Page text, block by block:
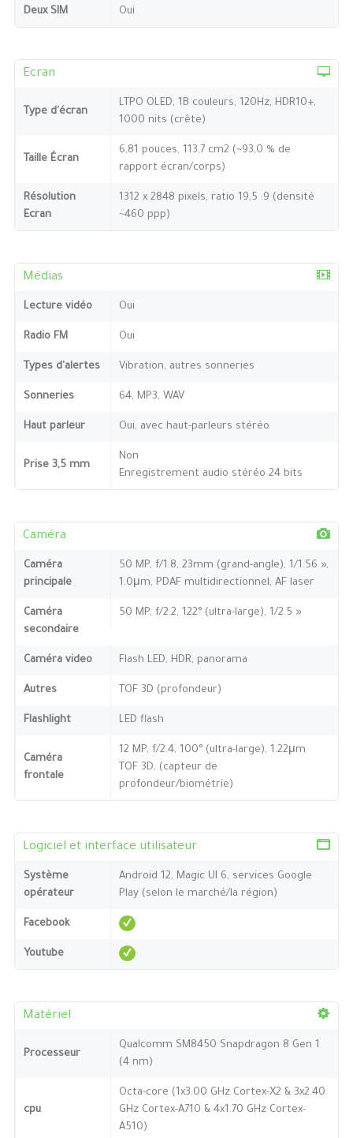
Deux SIM Oui
Ecran
Type d'écran
LTPO OLED, 1B couleurs, 120Hz, HDR10+,
1000 nits (crête)
Taille Écran
6,81 pouces, 113,7 cm2 (~93,0 % de
rapport écran/corps)
Résolution
Ecran
1312 x 2848 pixels, ratio 19,5 :9 (densité
~460 ppp)
Médias
Lecture vidéo Oui
Radio FM Oui
Types d'alertes Vibration, autres sonneries
Sonneries 64, MP3, WAV
Haut parleur Oui, avec haut-parleurs stéréo
Prise 3,5 mm
Non
Enregistrement audio stéréo 24 bits
Caméra
Caméra
principale
50 MP, f/1.8, 23mm (grand-angle), 1/1.56 »,
1.0μm, PDAF multidirectionnel, AF laser
Caméra
secondaire
50 MP, f/2.2, 122° (ultra-large), 1/2.5 »
Caméra video Flash LED, HDR, panorama
Autres TOF 3D (profondeur)
Flashlight LED flash
Caméra
frontale
12 MP, f/2.4, 100° (ultra-large), 1.22μm
TOF 3D, (capteur de
profondeur/biométrie)
Logiciel et interface utilisateur
Système
opérateur
Android 12, Magic UI 6, services Google
Play (selon le marché/la région)
Facebook
Youtube
Matériel
Processeur
Qualcomm SM8450 Snapdragon 8 Gen 1
(4 nm)
cpu
Octa-core (1x3.00 GHz Cortex-X2 & 3x2.40
GHz Cortex-A710 & 4x1.70 GHz Cortex-
A510)